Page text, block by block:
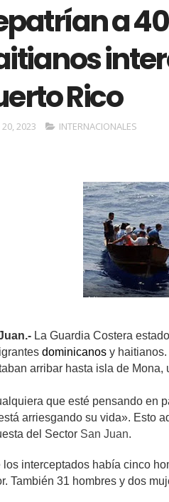
a
Rico
2023 INTERNACIONALES
La Guardia Costera
dominicanos y
arribar hasta isla de
que esté pensando en
arriesgando su vida». Esto
del Sector San Juan.
los interceptados había cinco
También 31 hombres y dos